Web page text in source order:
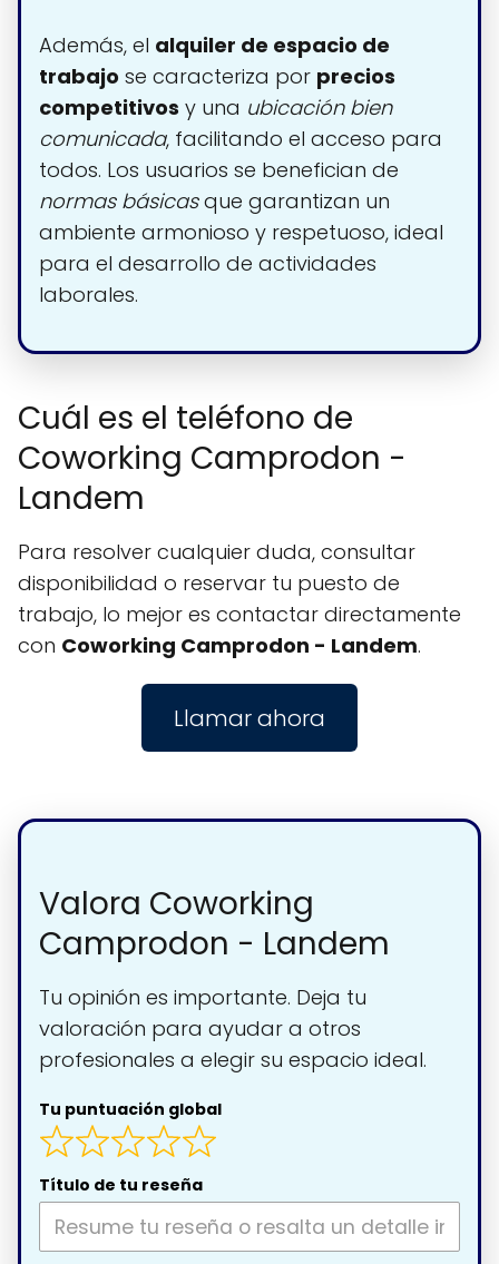
Además, el alquiler de espacio de
trabajo se caracteriza por precios
competitivos y una ubicación bien
comunicada, facilitando el acceso para
todos. Los usuarios se benefician de
normas básicasque garantizan un
ambiente armonioso y respetuoso, ideal
para el desarrollo de actividades
laborales.
Cuál es el teléfono de
Coworking Camprodon -
Landem
Para resolver cualquier duda, consultar
disponibilidad o reservar tu puesto de
trabajo, lo mejor es contactar directamente
con Coworking Camprodon - Landem.
Llamar ahora
Valora Coworking
Camprodon - Landem
Tu opinión es importante. Deja tu
valoración para ayudar a otros
profesionales a elegir su espacio ideal.
Tu puntuación global
Título de tu reseña